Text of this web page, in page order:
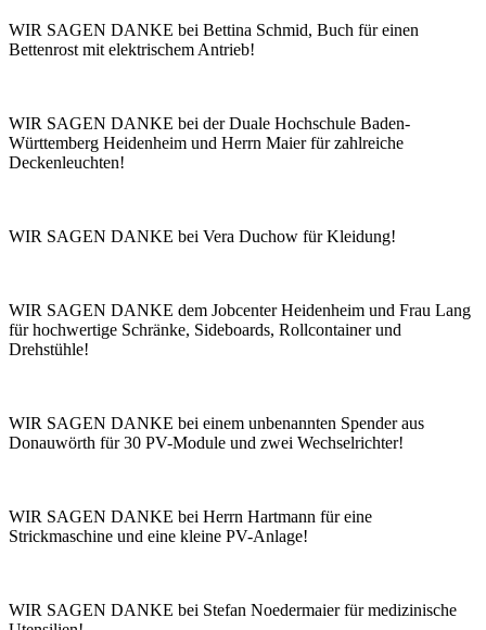
WIR SAGEN DANKE bei Bettina Schmid, Buch für einen
Bettenrost mit elektrischem Antrieb!
WIR SAGEN DANKE bei der Duale Hochschule Baden-
Württemberg Heidenheim und Herrn Maier für zahlreiche
Deckenleuchten!
WIR SAGEN DANKE bei Vera Duchow für Kleidung!
WIR SAGEN DANKE dem Jobcenter Heidenheim und Frau Lang
für hochwertige Schränke, Sideboards, Rollcontainer und
Drehstühle!
WIR SAGEN DANKE bei einem unbenannten Spender aus
Donauwörth für 30 PV-Module und zwei Wechselrichter!
WIR SAGEN DANKE bei Herrn Hartmann für eine
Strickmaschine und eine kleine PV-Anlage!
WIR SAGEN DANKE bei Stefan Noedermaier für medizinische